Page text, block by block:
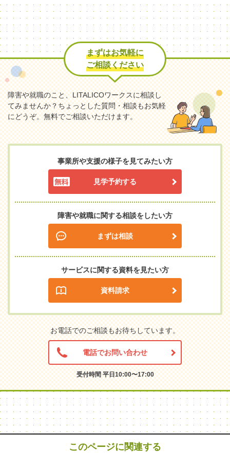
まずはお気軽に
ご相談ください
障害や就職のこと、LITALICOワークスに相談し
てみませんか？ちょっとした質問・相談もお気軽
にどうぞ。無料でご相談いただけます。
事業所や支援の様子を見てみたい方
見学予約する
障害や就職に関する相談をしたい方
まずは相談
サービスに関する資料を見たい方
資料請求
お電話でのご相談もお待ちしています。
電話でお問い合わせ
受付時間 平日10:00〜17:00
このページに関連する